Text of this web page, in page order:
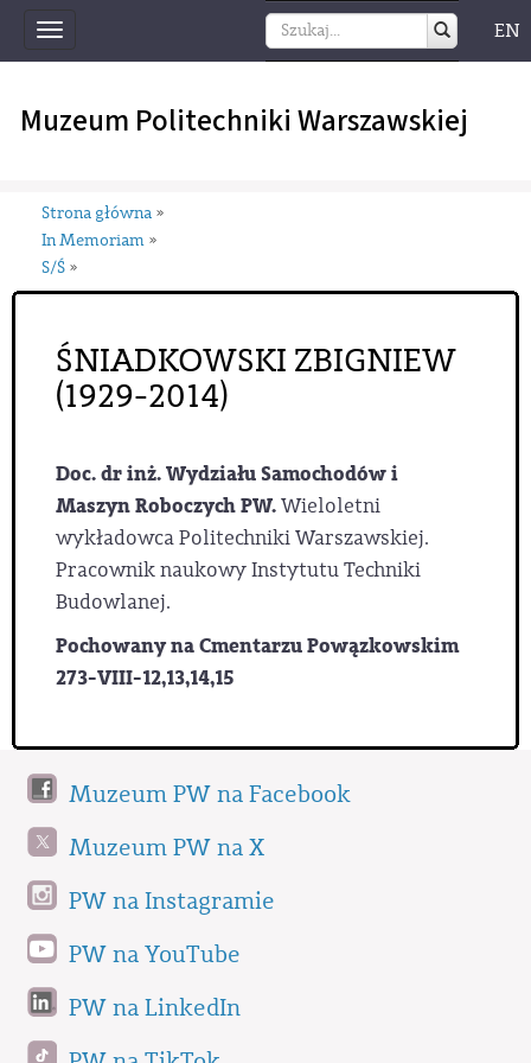
Toggle
navigation
EN
Muzeum Politechniki Warszawskiej
Strona główna »
In Memoriam »
S/Ś »
ŚNIADKOWSKI ZBIGNIEW
(1929-2014)
Doc. dr inż. Wydziału Samochodów i
Maszyn Roboczych PW.Wieloletni
wykładowca Politechniki Warszawskiej.
Pracownik naukowy Instytutu Techniki
Budowlanej.
Pochowany na Cmentarzu Powązkowskim
273-VIII-12,13,14,15
Muzeum PW na Facebook
Muzeum PW na X
PW na Instagramie
PW na YouTube
PW na LinkedIn